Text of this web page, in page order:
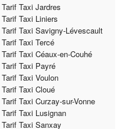
Tarif Taxi Jardres
Tarif Taxi Liniers
Tarif Taxi Savigny-Lévescault
Tarif Taxi Tercé
Tarif Taxi Céaux-en-Couhé
Tarif Taxi Payré
Tarif Taxi Voulon
Tarif Taxi Cloué
Tarif Taxi Curzay-sur-Vonne
Tarif Taxi Lusignan
Tarif Taxi Sanxay